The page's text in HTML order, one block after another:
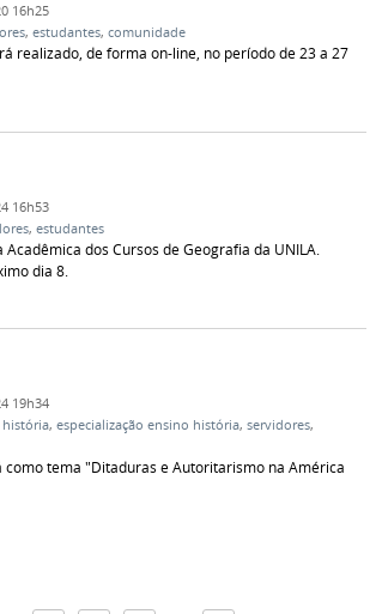
16h25
, estudantes, comunidade
realizado, de forma on-line, no período de 23 a 27
16h53
, estudantes
dos Cursos de Geografia da UNILA.
dia 8.
19h34
história, especialização ensino história, servidores,
tema "Ditaduras e Autoritarismo na América